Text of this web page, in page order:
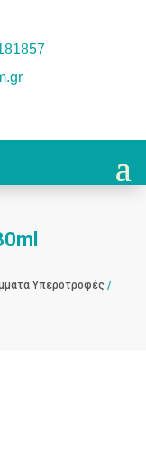
Υπεροτροφές /